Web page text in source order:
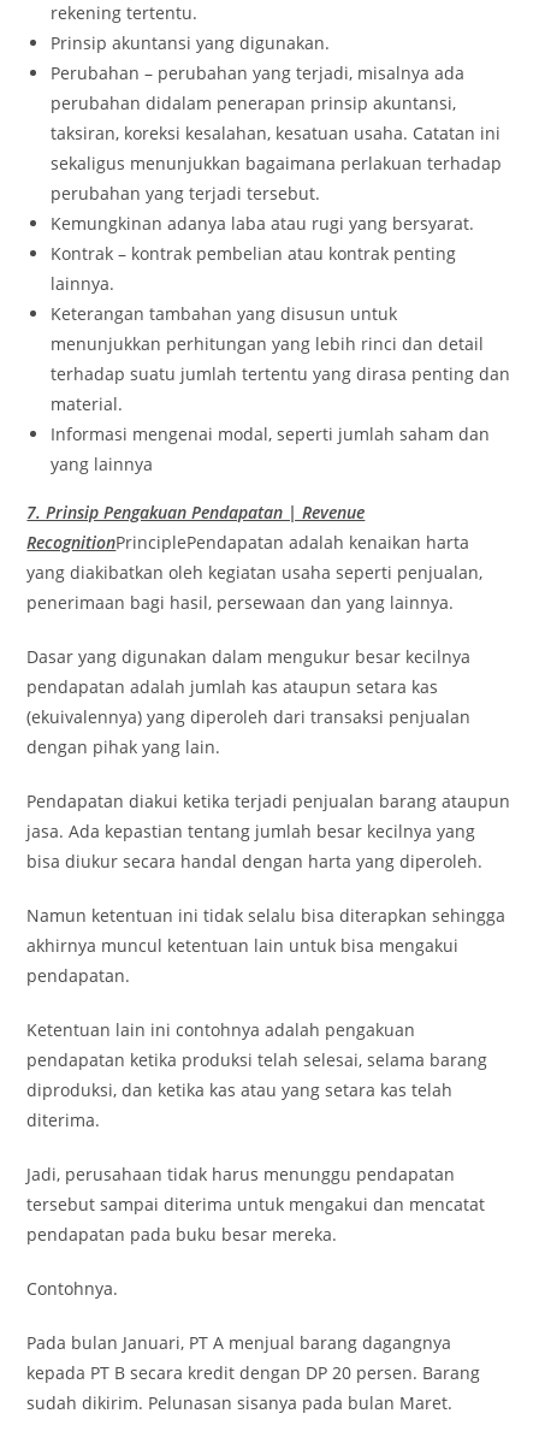
rekening tertentu.
Prinsip akuntansi yang digunakan.
Perubahan – perubahan yang terjadi, misalnya ada
perubahan didalam penerapan prinsip akuntansi,
taksiran, koreksi kesalahan, kesatuan usaha. Catatan ini
sekaligus menunjukkan bagaimana perlakuan terhadap
perubahan yang terjadi tersebut.
Kemungkinan adanya laba atau rugi yang bersyarat.
Kontrak – kontrak pembelian atau kontrak penting
lainnya.
Keterangan tambahan yang disusun untuk
menunjukkan perhitungan yang lebih rinci dan detail
terhadap suatu jumlah tertentu yang dirasa penting dan
material.
Informasi mengenai modal, seperti jumlah saham dan
yang lainnya
7. Prinsip Pengakuan Pendapatan | Revenue
RecognitionPrinciplePendapatan adalah kenaikan harta
yang diakibatkan oleh kegiatan usaha seperti penjualan,
penerimaan bagi hasil, persewaan dan yang lainnya.
Dasar yang digunakan dalam mengukur besar kecilnya
pendapatan adalah jumlah kas ataupun setara kas
(ekuivalennya) yang diperoleh dari transaksi penjualan
dengan pihak yang lain.
Pendapatan diakui ketika terjadi penjualan barang ataupun
jasa. Ada kepastian tentang jumlah besar kecilnya yang
bisa diukur secara handal dengan harta yang diperoleh.
Namun ketentuan ini tidak selalu bisa diterapkan sehingga
akhirnya muncul ketentuan lain untuk bisa mengakui
pendapatan.
Ketentuan lain ini contohnya adalah pengakuan
pendapatan ketika produksi telah selesai, selama barang
diproduksi, dan ketika kas atau yang setara kas telah
diterima.
Jadi, perusahaan tidak harus menunggu pendapatan
tersebut sampai diterima untuk mengakui dan mencatat
pendapatan pada buku besar mereka.
Contohnya.
Pada bulan Januari, PT A menjual barang dagangnya
kepada PT B secara kredit dengan DP 20 persen. Barang
sudah dikirim. Pelunasan sisanya pada bulan Maret.